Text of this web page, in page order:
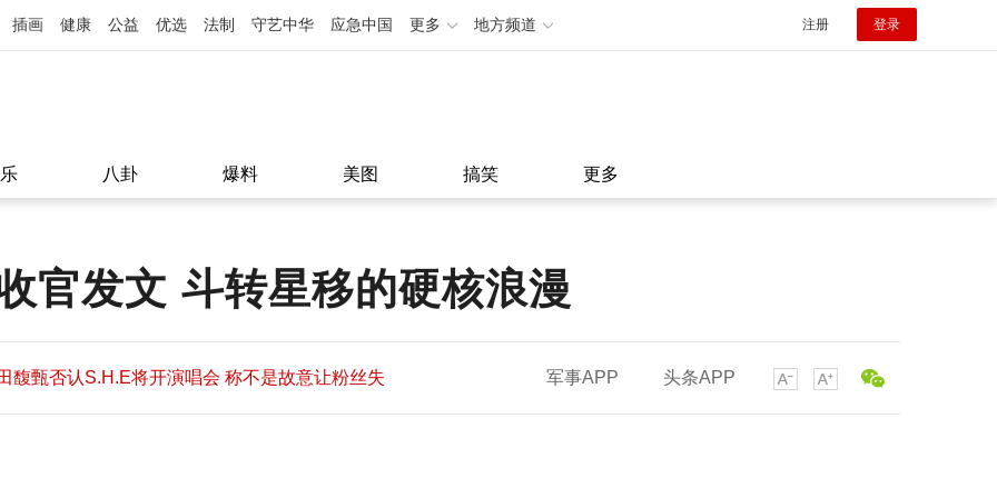
插画 健康 公益 优选 法制 守艺中华 应急中国 更多 地方频道 注册 登录
八卦 爆料 美图 搞笑 更多
官发文 斗转星移的硬核浪漫
馥甄否认S.H.E将开演唱会 称不是故意让粉丝失
11:08
馥甄否认S.H.E将开演唱会 称不是故意让粉丝失
军事APP 头条APP